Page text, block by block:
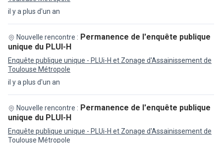
il y a plus d'un an
il y a plus d'un an
Nouvelle rencontre : Permanence de l'enquête publique
unique du PLUI-H
Enquête publique unique - PLUi-H et Zonage d'Assainissement de
Toulouse Métropole
Nouvelle rencontre : Permanence de l'enquête publique
unique du PLUI-H
Enquête publique unique - PLUi-H et Zonage d'Assainissement de
Toulouse Métropole